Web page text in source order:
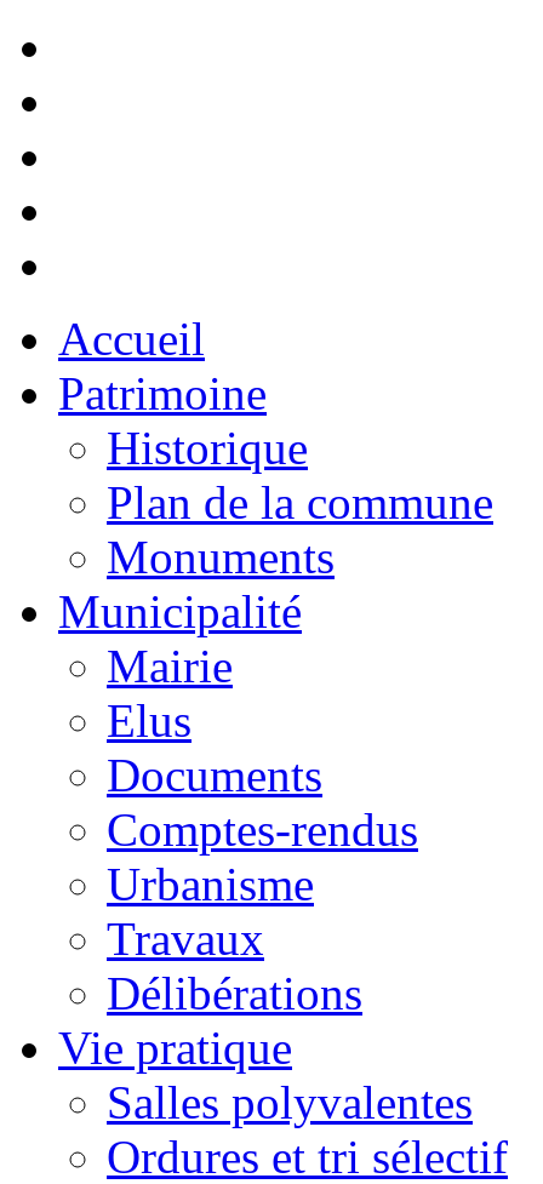
Accueil
Patrimoine
Historique
Plan de la commune
Monuments
Municipalité
Mairie
Elus
Documents
Comptes-rendus
Urbanisme
Travaux
Délibérations
Vie pratique
Salles polyvalentes
Ordures et tri sélectif